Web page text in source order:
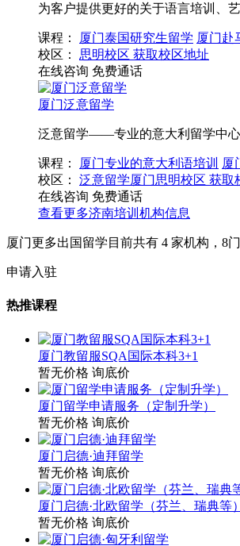
为客户提供更好的关于语言培训、
课程： 厦门泰国研究生留学 厦门赴
校区：
思明校区 获取校区地址
在线咨询 免费通话
厦门泛意留学
泛意留学——专业的意大利留学中心
课程： 厦门专业的意大利语培训 厦
校区：
泛意留学厦门思明校区 获取
在线咨询 免费通话
查看更多济南培训机构信息
厦门更多出国留学目前共有 4 家机构， 8
申请入驻
热推课程
厦门教留服SQA国际本科3+1
暂无价格 询底价
厦门留学申请服务（定制升学）
暂无价格 询底价
厦门启德·迪拜留学
暂无价格 询底价
厦门启德·北欧留学（芬兰、瑞典等）
暂无价格 询底价